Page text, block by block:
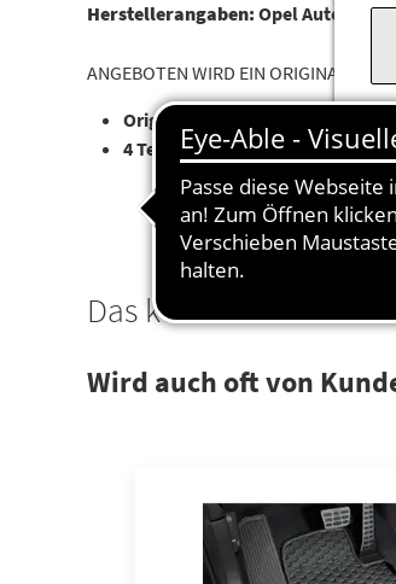
Herstellerangaben: Opel
ANGEBOTEN WIRD EIN ORIGINAL
Original Opel Zubehör
4 Teilig
Das könnte Sie
Wird auch oft von